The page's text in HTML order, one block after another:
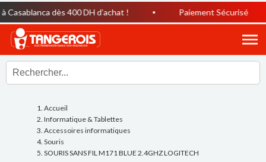
dès 400 DH d’achat ! Paiement Sécurisé
Accueil
Informatique & Tablettes
Accessoires informatiques
Souris
SOURIS SANS FIL M171 BLUE 2.4GHZ LOGITECH